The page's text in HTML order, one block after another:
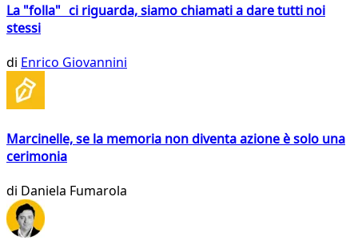
La "folla" ci riguarda, siamo chiamati a dare tutti noi
stessi
di Enrico Giovannini
Marcinelle, se la memoria non diventa azione è solo una
cerimonia
di Daniela Fumarola